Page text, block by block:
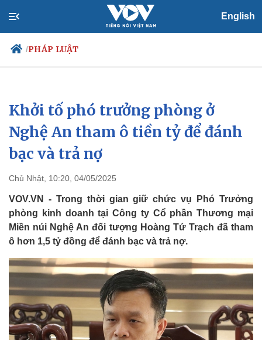
English
/PHÁP LUẬT
Chính trị
Đảng
Tổ chức nhân sự
Quốc hội
Nhận diện sự thật
Xã hội
Tin 24h
Dự báo thời tiết
Khởi tố phó trưởng phòng ở
Nghệ An tham ô tiền tỷ để đánh
bạc và trả nợ
Chủ Nhật, 10:20, 04/05/2025
VOV.VN - Trong thời gian giữ chức vụ Phó Trưởng
phòng kinh doanh tại Công ty Cổ phần Thương mại
Miền núi Nghệ An đối tượng Hoàng Tứ Trạch đã tham
ô hơn 1,5 tỷ đồng để đánh bạc và trả nợ.